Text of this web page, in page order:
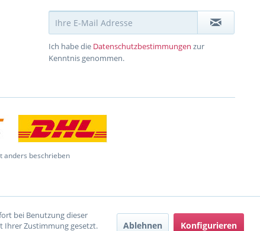
Ich habe die Datenschutzbestimmungen zur
Kenntnis genommen.
anders beschrieben
bei Benutzung dieser
Ihrer Zustimmung gesetzt.
Ablehnen Konfigurieren